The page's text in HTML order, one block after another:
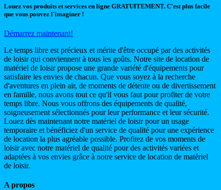
Louez vos produits et services en ligne GRATUITEMENT. C'est plus facile
que vous pouvez l'imaginer !
Démarrez maintenant!
Le temps libre est précieux et mérite d'être occupé par des activités
de loisir qui conviennent à tous les goûts. Notre site de location de
matériel de loisir propose une grande variété d'équipements pour
satisfaire les envies de chacun. Que vous soyez à la recherche
d'aventures en plein air, de moments de détente ou de divertissement
en famille, nous avons tout ce qu'il vous faut pour profiter de votre
temps libre. Nous vous offrons des équipements de qualité,
soigneusement sélectionnés pour leur performance et leur sécurité.
Louez dès maintenant notre matériel de loisir pour un usage
temporaire et bénéficiez d'un service de qualité pour une expérience
de location la plus agréable possible. Profitez de vos moments de
loisir avec notre matériel de qualité pour des activités variées et
adaptées à vos envies grâce à notre service de location de matériel
de loisir.
A propos